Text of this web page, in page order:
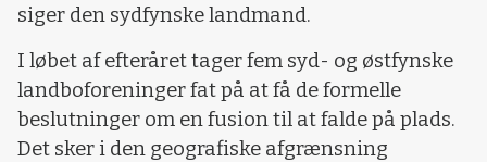
siger den sydfynske landmand.
I løbet af efteråret tager fem syd- og østfynske
landboforeninger fat på at få de formelle
beslutninger om en fusion til at falde på plads.
Det sker i den geografiske afgrænsning